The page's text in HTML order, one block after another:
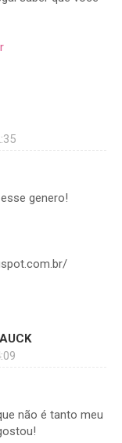
genero!
não é tanto meu